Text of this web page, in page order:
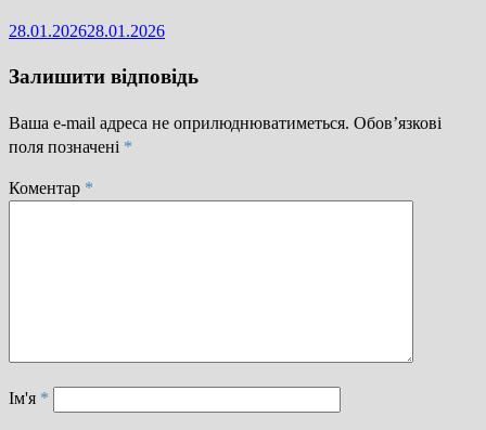
28.01.202628.01.2026
Залишити відповідь
Ваша e-mail адреса не оприлюднюватиметься. Обов’язкові
поля позначені *
Коментар *
Ім'я *